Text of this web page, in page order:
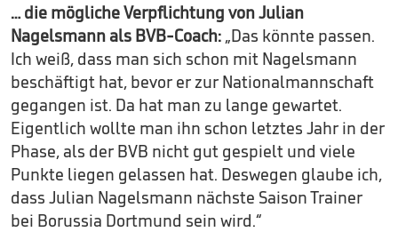
… die mögliche Verpflichtung von Julian
Nagelsmann als BVB-Coach: „Das könnte passen.
Ich weiß, dass man sich schon mit Nagelsmann
beschäftigt hat, bevor er zur Nationalmannschaft
gegangen ist. Da hat man zu lange gewartet.
Eigentlich wollte man ihn schon letztes Jahr in der
Phase, als der BVB nicht gut gespielt und viele
Punkte liegen gelassen hat. Deswegen glaube ich,
dass Julian Nagelsmann nächste Saison Trainer
bei Borussia Dortmund sein wird.“